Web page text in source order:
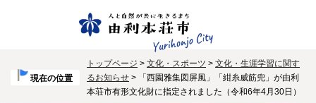
現在の位置
トップページ > 文化・スポーツ > 文化・生涯学習に関す
るお知らせ > 「西園雅集図屏風」「紺糸威筋兜」が由利
本荘市有形文化財に指定されました（令和6年4月30日）